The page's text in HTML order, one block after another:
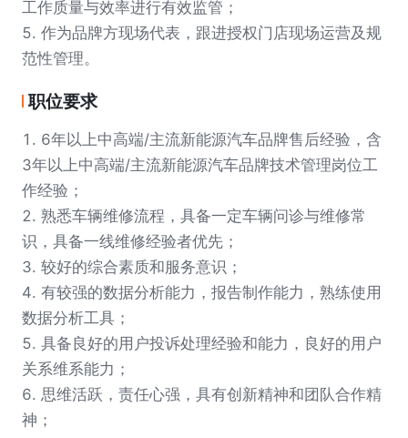
工作质量与效率进行有效监管；
5. 作为品牌方现场代表，跟进授权门店现场运营及规
范性管理。
职位要求
1. 6年以上中高端/主流新能源汽车品牌售后经验，含
3年以上中高端/主流新能源汽车品牌技术管理岗位工
作经验；
2. 熟悉车辆维修流程，具备一定车辆问诊与维修常
识，具备一线维修经验者优先；
3. 较好的综合素质和服务意识；
4. 有较强的数据分析能力，报告制作能力，熟练使用
数据分析工具；
5. 具备良好的用户投诉处理经验和能力，良好的用户
关系维系能力；
6. 思维活跃，责任心强，具有创新精神和团队合作精
神；